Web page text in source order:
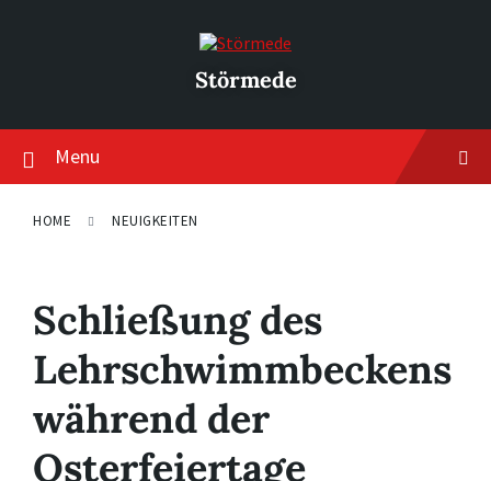
Störmede
Menu
HOME NEUIGKEITEN
Schließung des
Lehrschwimmbeckens
während der
Osterfeiertage